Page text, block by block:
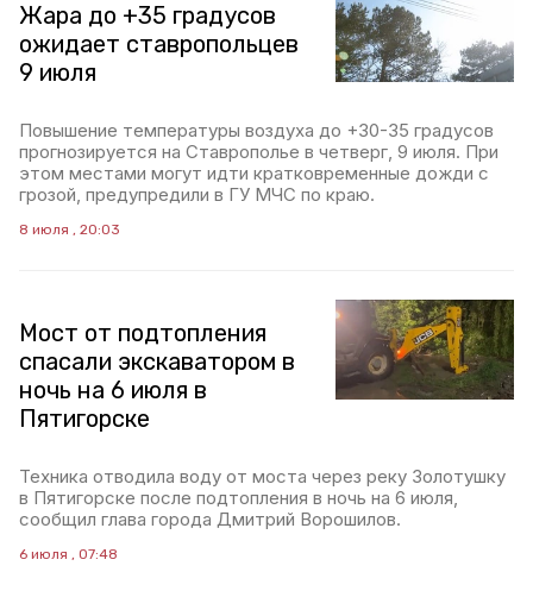
Жара до +35 градусов
ожидает ставропольцев
9 июля
Повышение температуры воздуха до +30-35 градусов
прогнозируется на Ставрополье в четверг, 9 июля. При
этом местами могут идти кратковременные дожди с
грозой, предупредили в ГУ МЧС по краю.
8 июля , 20:03
Мост от подтопления
спасали экскаватором в
ночь на 6 июля в
Пятигорске
Техника отводила воду от моста через реку Золотушку
в Пятигорске после подтопления в ночь на 6 июля,
сообщил глава города Дмитрий Ворошилов.
6 июля , 07:48